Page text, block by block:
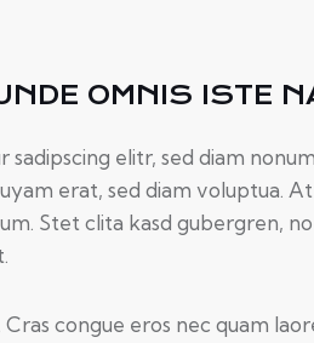
OMNIS ISTE
elitr, sed diam
erat, sed diam voluptua.
Stet clita kasd gubergren,
congue eros nec quam